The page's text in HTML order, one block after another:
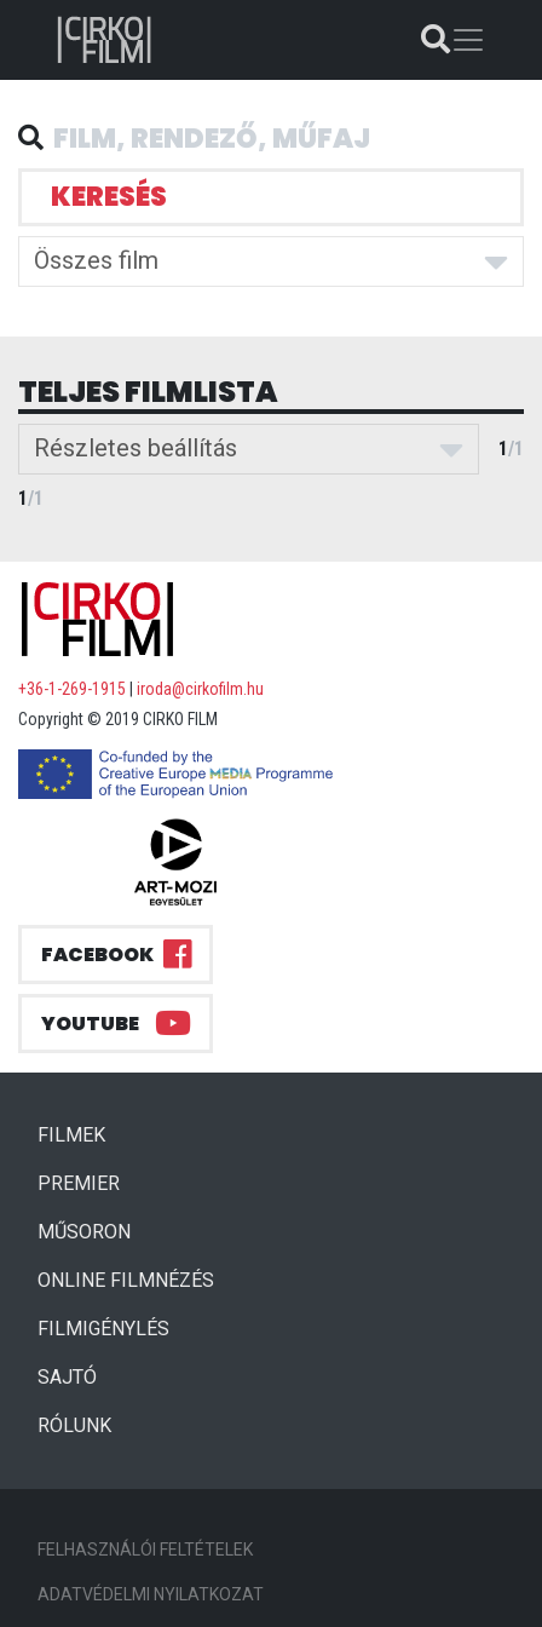
KERESÉS
Összes film
TELJES FILMLISTA
Részletes beállítás 1/1
1/1
+36-1-269-1915
iroda@cirkofilm.hu
Copyright © 2019 CIRKO FILM
FACEBOOK
YOUTUBE
FILMEK(CURRENT)
PREMIER
MŰSORON
ONLINE FILMNÉZÉS
FILMIGÉNYLÉS
SAJTÓ
RÓLUNK
FELHASZNÁLÓI FELTÉTELEK
ADATVÉDELMI NYILATKOZAT